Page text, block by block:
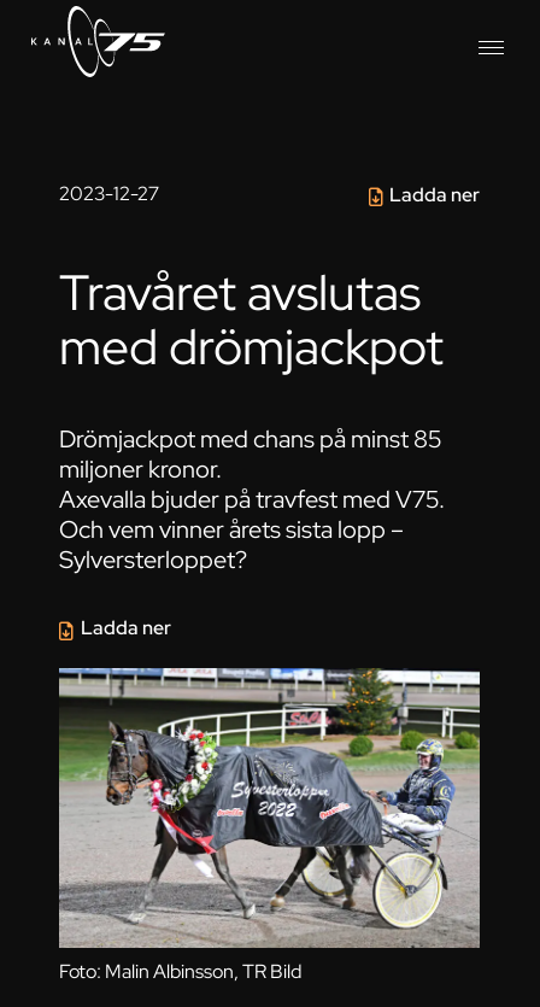
2023-12-27
Foto: Malin Albinsson, TR Bild
Ladda ner
Travåret avslutas
med drömjackpot
Drömjackpot med chans på minst 85
miljoner kronor.
Axevalla bjuder på travfest med V75.
Och vem vinner årets sista lopp –
Sylversterloppet?
Ladda ner